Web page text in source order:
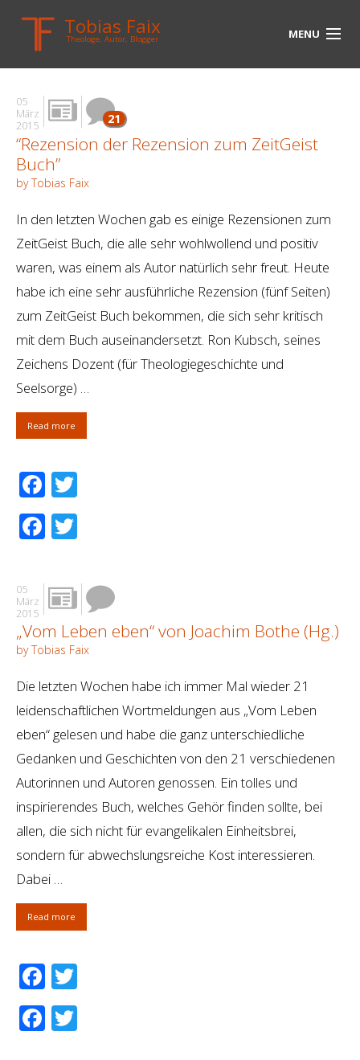
Tobias Faix
Theologe, Autor, Blogger MENU
HOME
BLOG
BIOGRAPHIE
BÜCHER
UNTERWEGS
MEDIEN
LINKS
05
März
2015
21
“Rezension der Rezension zum ZeitGeist
Buch”
by Tobias Faix
In den letzten Wochen gab es einige Rezensionen zum
ZeitGeist Buch, die alle sehr wohlwollend und positiv
waren, was einem als Autor natürlich sehr freut. Heute
habe ich eine sehr ausführliche Rezension (fünf Seiten)
zum ZeitGeist Buch bekommen, die sich sehr kritisch
mit dem Buch auseinandersetzt. Ron Kubsch, seines
Zeichens Dozent (für Theologiegeschichte und
Seelsorge) …
Read more
Facebook
Facebook
05
März
2015
„Vom Leben eben“ von Joachim Bothe (Hg.)
by Tobias Faix
Die letzten Wochen habe ich immer Mal wieder 21
leidenschaftlichen Wortmeldungen aus „Vom Leben
eben“ gelesen und habe die ganz unterschiedliche
Gedanken und Geschichten von den 21 verschiedenen
Autorinnen und Autoren genossen. Ein tolles und
inspirierendes Buch, welches Gehör finden sollte, bei
allen, die sich nicht für evangelikalen Einheitsbrei,
sondern für abwechslungsreiche Kost interessieren.
Dabei …
Read more
Facebook
Facebook